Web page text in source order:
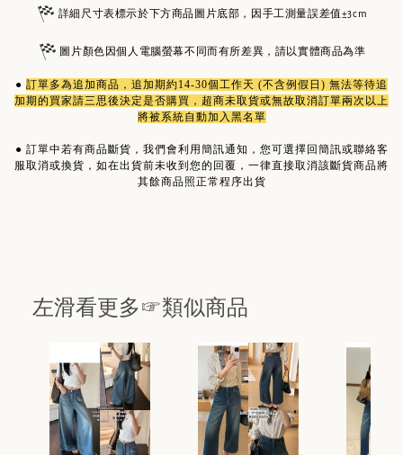
詳細尺寸表標示於下方商品圖片底部，因手工測量誤差值±3cm
圖片顏色因個人電腦螢幕不同而有所差異，請以實體商品為準
● 訂單多為追加商品 ，追加期約14-30個工作天 (不含例假日) 無法等待追
加期的買家請三思後決定是否購買，超商未取貨或無故取消訂單兩次以上
將被系統自動加入黑名單
● 訂單中若有商品斷貨，我們會利用簡訊通知，您可選擇回簡訊或聯絡客
服取消或換貨，如在出貨前未收到您的回覆，一律直接取消該斷貨商品將
其餘商品照正常程序出貨
左滑看更多☞類似商品